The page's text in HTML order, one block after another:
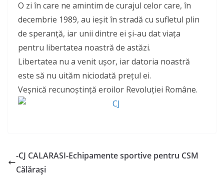
O zi în care ne amintim de curajul celor care, în
decembrie 1989, au ieșit în stradă cu sufletul plin
de speranță, iar unii dintre ei și-au dat viața
pentru libertatea noastră de astăzi.
Libertatea nu a venit ușor, iar datoria noastră
este să nu uităm niciodată prețul ei.
Veșnică recunoștință eroilor Revoluției Române.
-CJ CALARASI-Echipamente sportive pentru CSM
Călărași